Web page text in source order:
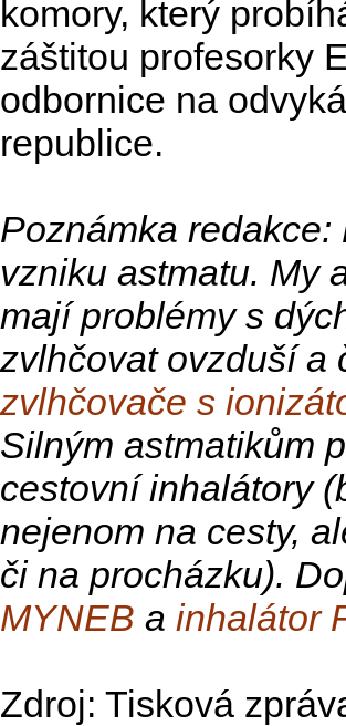
komory, který
záštitou profesorky
odbornice na
republice.
Poznámka
vzniku astmatu. My
mají problémy s
zvlhčovat ovzduší a
zvlhčovače s
Silným astmatikům
cestovní inhalátory
nejenom na cesty,
či na procházku).
MYNEB a inhalátor
Zdroj: Tisková